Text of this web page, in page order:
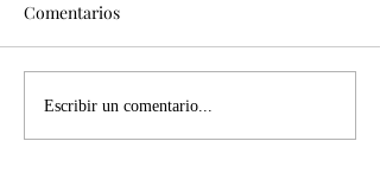
Nuevo KONA con Llave Digital
nos sumergimos en el
emocionante universo...
Comentarios
Escribir un comentario...